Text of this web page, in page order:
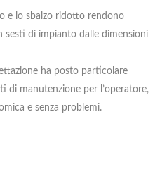
e lo sbalzo ridotto rendono
sesti di impianto dalle dimensioni
ha posto particolare
di manutenzione per l’operatore,
e senza problemi.